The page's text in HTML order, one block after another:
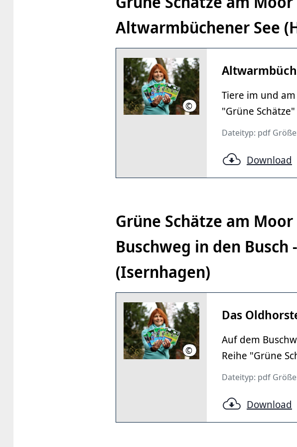
Altwarmbüchener See
© Nina Sandra Graf, Region Hannover
Tiere im und
"Grüne Schätze"
Dateityp: pdf
Download
Grüne Schätze am
Buschweg in den
(Isernhagen)
© Nina Sandra Graf, Region Hannover
Das
Auf dem
Reihe "Grüne
Dateityp: pdf
Download